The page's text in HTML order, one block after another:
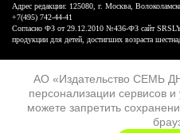
АО «Издательство СЕМЬ
персонализации сервисов
можете запретить
16+
Адрес редакции: 125080, г. Москва,
+7(495) 742-44-41
Согласно ФЗ от 29.12.2010 №436-ФЗ сайт
продукции для детей, достигших возраста